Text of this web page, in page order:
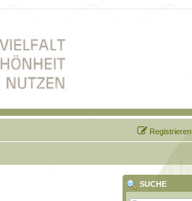
Registrieren
SUCHE